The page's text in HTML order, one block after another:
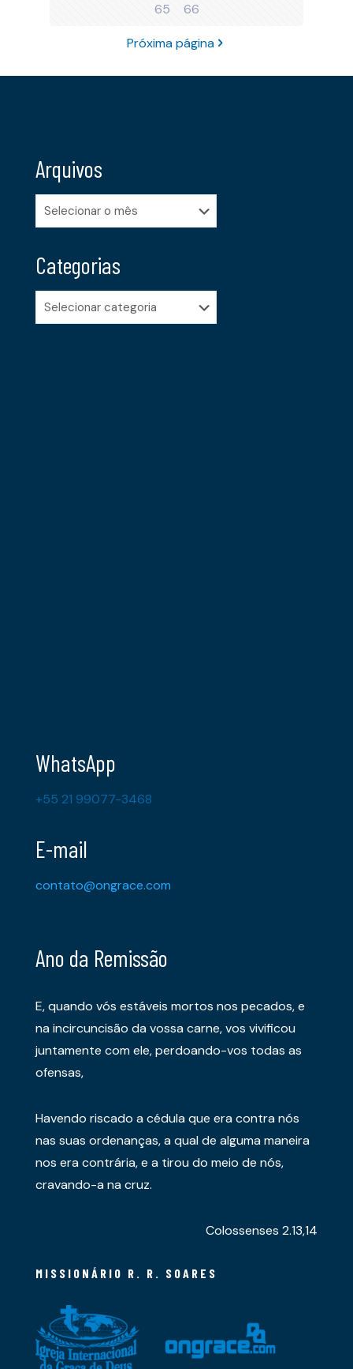
65
66
Próxima página
Arquivos
Arquivos
Categorias
Categorias
WhatsApp
+55 21 99077-3468
E-mail
contato@ongrace.com
Ano da Remissão
E, quando vós estáveis mortos nos pecados, e
na incircuncisão da vossa carne, vos vivificou
juntamente com ele, perdoando-vos todas as
ofensas,
Havendo riscado a cédula que era contra nós
nas suas ordenanças, a qual de alguma maneira
nos era contrária, e a tirou do meio de nós,
cravando-a na cruz.
Colossenses 2.13,14
MISSIONÁRIO R. R. SOARES